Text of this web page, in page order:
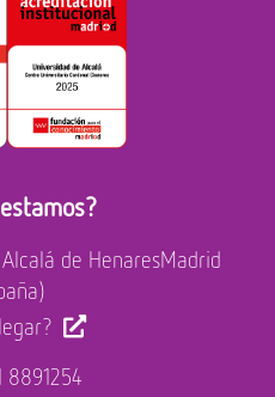
de HenaresMadrid
8891254